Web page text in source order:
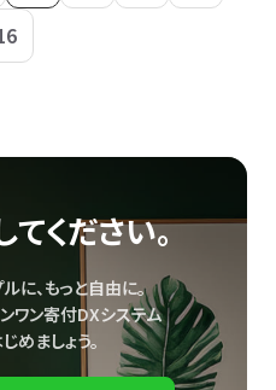
ください。
に、もっと自由に。
ワン寄付DXシステム
めましょう。